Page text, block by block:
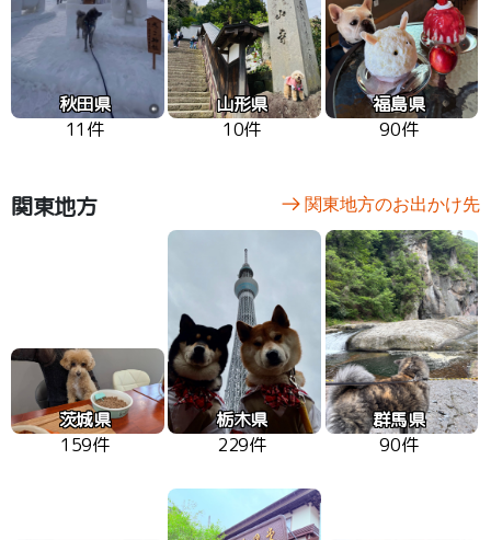
秋田県
11件
山形県
10件
福島県
90件
関東地方 関東地方のお出かけ先
茨城県
159件
栃木県
229件
群馬県
90件